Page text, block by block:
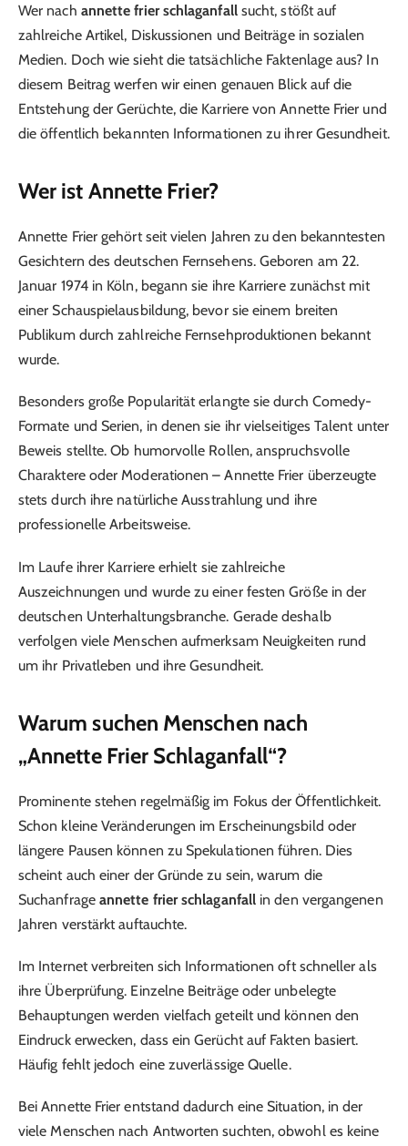
Wer nach annette frier schlaganfallsucht, stößt auf
zahlreiche Artikel, Diskussionen und Beiträge in sozialen
Medien. Doch wie sieht die tatsächliche Faktenlage aus? In
diesem Beitrag werfen wir einen genauen Blick auf die
Entstehung der Gerüchte, die Karriere von Annette Frier und
die öffentlich bekannten Informationen zu ihrer Gesundheit.
Wer ist Annette Frier?
Annette Frier gehört seit vielen Jahren zu den bekanntesten
Gesichtern des deutschen Fernsehens. Geboren am 22.
Januar 1974 in Köln, begann sie ihre Karriere zunächst mit
einer Schauspielausbildung, bevor sie einem breiten
Publikum durch zahlreiche Fernsehproduktionen bekannt
wurde.
Besonders große Popularität erlangte sie durch Comedy-
Formate und Serien, in denen sie ihr vielseitiges Talent unter
Beweis stellte. Ob humorvolle Rollen, anspruchsvolle
Charaktere oder Moderationen – Annette Frier überzeugte
stets durch ihre natürliche Ausstrahlung und ihre
professionelle Arbeitsweise.
Im Laufe ihrer Karriere erhielt sie zahlreiche
Auszeichnungen und wurde zu einer festen Größe in der
deutschen Unterhaltungsbranche. Gerade deshalb
verfolgen viele Menschen aufmerksam Neuigkeiten rund
um ihr Privatleben und ihre Gesundheit.
Warum suchen Menschen nach
„Annette Frier Schlaganfall“?
Prominente stehen regelmäßig im Fokus der Öffentlichkeit.
Schon kleine Veränderungen im Erscheinungsbild oder
längere Pausen können zu Spekulationen führen. Dies
scheint auch einer der Gründe zu sein, warum die
Suchanfrage annette frier schlaganfall in den vergangenen
Jahren verstärkt auftauchte.
Im Internet verbreiten sich Informationen oft schneller als
ihre Überprüfung. Einzelne Beiträge oder unbelegte
Behauptungen werden vielfach geteilt und können den
Eindruck erwecken, dass ein Gerücht auf Fakten basiert.
Häufig fehlt jedoch eine zuverlässige Quelle.
Bei Annette Frier entstand dadurch eine Situation, in der
viele Menschen nach Antworten suchten, obwohl es keine